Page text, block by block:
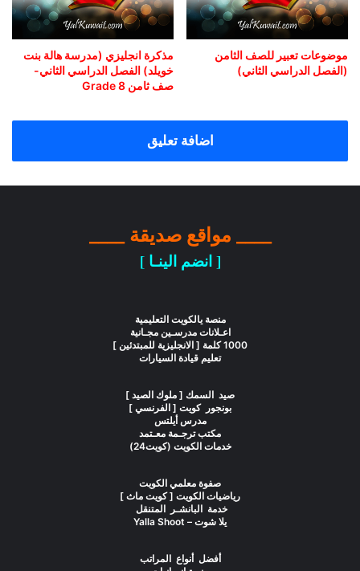
موضوعات تعبير للصف الثامن
(الفصل الدراسي الثاني)
مذكرة انجليزي (مدرسة هالة بنت
خويلد) الفصل الدراسي الثاني-
صف ثامن Grade 8
اضافة تعليق
____ مواقع صديقة ____
[ انضم الينـا ]
منصة يالكويت التعليمية
اعـلانات مدرسـين مجـانية
1000 كلمة [ الانجليزية للمبتدئين ]
تعليم قيادة السيارات
صيد السمك [ ملوك الصيد ]
بونجور كويت [ الفرنسي ]
مدرس أيلتس
مكتب ترجـمة معـتمد
خدمات الكويت (كويت24)
صفوة معلمي الكويت
رياضيات الكويت [ كويت ماث ]
خدمة البانشـر المتنقل
يلا شوت – Yalla Shoot
أفضل أنواع المراتب